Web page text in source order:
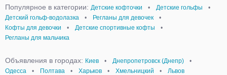
Популярное в категории: Детские кофточки • Детские гольфы
•
Детский гольф-водолазка
• Регланы для девочек
•
Кофты для девочки
• Детские спортивные кофты
•
Регланы для мальчика
Объявления в городах: Киев • Днепропетровск (Днепр)
•
Одесса
• Полтава • Харьков • Хмельницкий • Львов